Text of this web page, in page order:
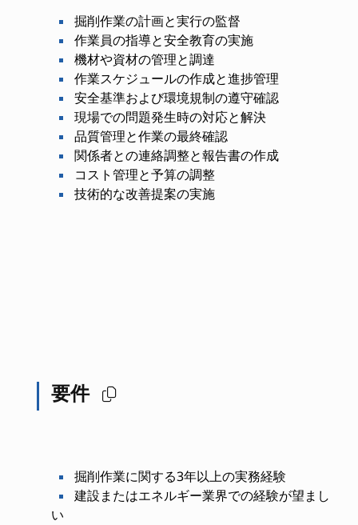
掘削作業の計画と実行の監督
作業員の指導と安全教育の実施
機材や資材の管理と調達
作業スケジュールの作成と進捗管理
安全基準および環境規制の遵守確認
現場での問題発生時の対応と解決
品質管理と作業の最終確認
関係者との連絡調整と報告書の作成
コスト管理と予算の調整
技術的な改善提案の実施
要件
掘削作業に関する3年以上の実務経験
建設またはエネルギー業界での経験が望まし
い